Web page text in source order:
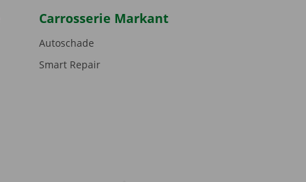
Carrosserie Markant
Autoschade
Smart Repair